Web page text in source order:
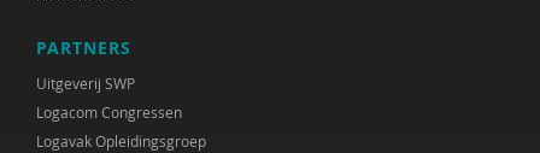
Cecile Snijders
Annemarie Tuzgöl-Broekhoven
PARTNERS
Uitgeverij SWP
Logacom Congressen
Logavak Opleidingsgroep